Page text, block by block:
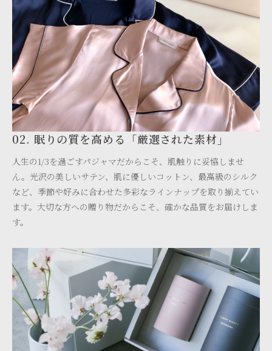
02. 眠りの質を高める「厳選された素材」
人生の1/3を過ごすパジャマだからこそ、肌触りに妥協しませ
ん。光沢の美しいサテン、肌に優しいコットン、最高級のシルク
など、季節や好みに合わせた多彩なラインナップを取り揃えてい
ます。大切な方への贈り物だからこそ、確かな品質をお届けしま
す。